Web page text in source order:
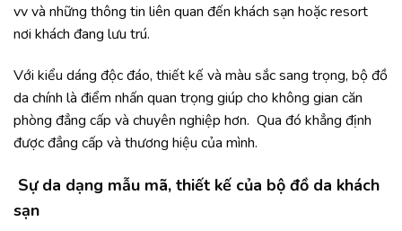
vv và những thông tin liên quan đến khách sạn hoặc resort
nơi khách đang lưu trú.
Với kiểu dáng độc đáo, thiết kế và màu sắc sang trọng, bộ đồ
da chính là điểm nhấn quan trọng giúp cho không gian căn
phòng đẳng cấp và chuyên nghiệp hơn. Qua đó khẳng định
được đẳng cấp và thương hiệu của mình.
Sự da dạng mẫu mã, thiết kế của bộ đồ da khách
sạn